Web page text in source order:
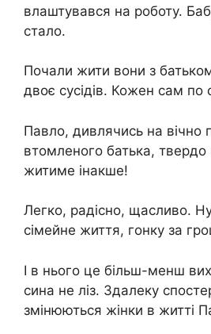
влаштувався на роботу.
стало.
Почали жити вони з
двоє сусідів. Кожен сам по
Павло, дивлячись на вічно
втомленого батька, твердо
житиме інакше!
Легко, радісно, ​​щасливо.
сімейне життя, гонку за
І в нього це більш-менш
сина не ліз. Здалеку
змінюються жінки в житті